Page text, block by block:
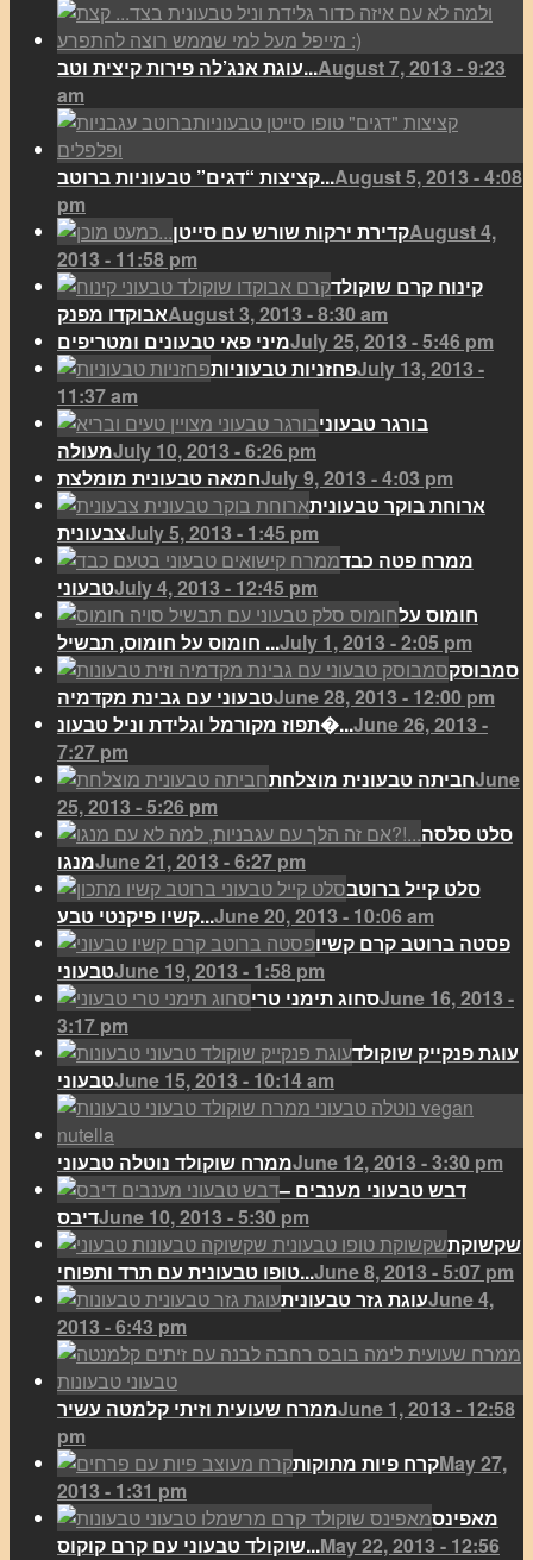
עוגת אנג’לה פירות קיצית וטב...August 7, 2013 - 9:23
am
קציצות “דגים” טבעוניות ברוטב...August 5, 2013 - 4:08
pm
קדירת ירקות שורש עם סייטןAugust 4,
2013 - 11:58 pm
קינוח קרם שוקולד
אבוקדו מפנקAugust 3, 2013 - 8:30 am
מיני פאי טבעונים ומטריפיםJuly 25, 2013 - 5:46 pm
פחזניות טבעוניותJuly 13, 2013 -
11:37 am
בורגר טבעוני
מעולהJuly 10, 2013 - 6:26 pm
חמאה טבעונית מומלצתJuly 9, 2013 - 4:03 pm
ארוחת בוקר טבעונית
צבעוניתJuly 5, 2013 - 1:45 pm
ממרח פטה כבד
טבעוניJuly 4, 2013 - 12:45 pm
חומוס על
חומוס על חומוס, תבשיל ...July 1, 2013 - 2:05 pm
סמבוסק
טבעוני עם גבינת מקדמיהJune 28, 2013 - 12:00 pm
תפוז מקורמל וגלידת וניל טבעונ�...June 26, 2013 -
7:27 pm
חביתה טבעונית מוצלחתJune
25, 2013 - 5:26 pm
סלט סלסה
מנגוJune 21, 2013 - 6:27 pm
סלט קייל ברוטב
קשיו פיקנטי טבע...June 20, 2013 - 10:06 am
פסטה ברוטב קרם קשיו
טבעוניJune 19, 2013 - 1:58 pm
סחוג תימני טריJune 16, 2013 -
3:17 pm
עוגת פנקייק שוקולד
טבעוניJune 15, 2013 - 10:14 am
ממרח שוקולד נוטלה טבעוניJune 12, 2013 - 3:30 pm
דבש טבעוני מענבים –
דיבסJune 10, 2013 - 5:30 pm
שקשוקת
טופו טבעונית עם תרד ותפוחי...June 8, 2013 - 5:07 pm
עוגת גזר טבעוניתJune 4,
2013 - 6:43 pm
ממרח שעועית וזיתי קלמטה עשירJune 1, 2013 - 12:58
pm
קרח פיות מתוקותMay 27,
2013 - 1:31 pm
מאפינס
שוקולד טבעוני עם קרם קוקוס...May 22, 2013 - 12:56